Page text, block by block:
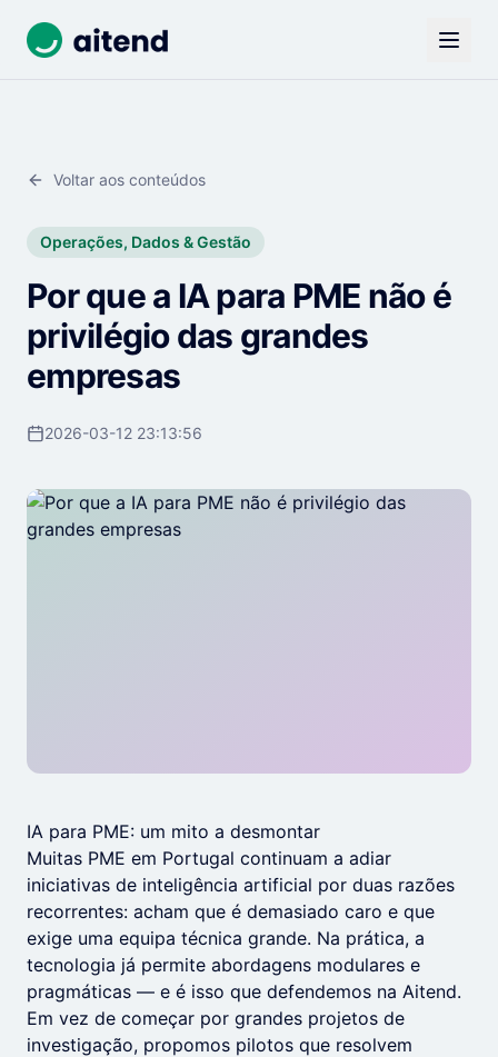
Voltar aos conteúdos
Operações, Dados & Gestão
Por que a IA para PME não é
privilégio das grandes
empresas
2026-03-12 23:13:56
IA para PME: um mito a desmontar
Muitas PME em Portugal continuam a adiar
iniciativas de inteligência artificial por duas razões
recorrentes: acham que é demasiado caro e que
exige uma equipa técnica grande. Na prática, a
tecnologia já permite abordagens modulares e
pragmáticas — e é isso que defendemos na Aitend.
Em vez de começar por grandes projetos de
investigação, propomos pilotos que resolvem